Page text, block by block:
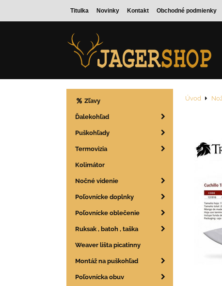
Titulka Novinky Kontakt Obchodné podmienky
Úvod
Zľavy
Ďalekohľad
Puškohľady
Termovizia
Kolimátor
Nočné videnie
Poľovnícke doplnky
Poľovnícke oblečenie
Ruksak , batoh , taška
Weaver lišta picatinny
Montáž na puškohľad
Poľovnícka obuv